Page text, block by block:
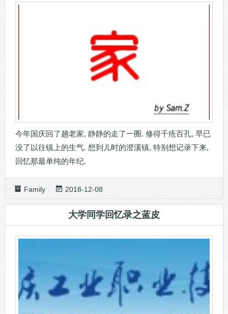
今年国庆回了趟老家, 静静的走了一圈. 修得千疮百孔, 早已
没了以往镇上的生气. 想到儿时的澄溪镇, 特别想记录下来,
回忆那最单纯的年纪.
Family 2018-12-08
大学同学回忆录之蓝皮